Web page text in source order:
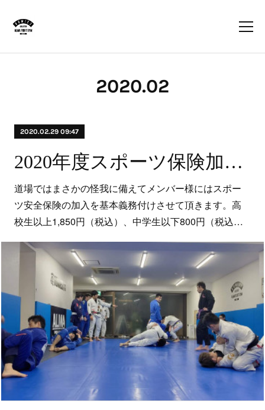
2020.02
2020.02.29 09:47
2020年度スポーツ保険加入について
道場ではまさかの怪我に備えてメンバー様にはスポー
ツ安全保険の加入を基本義務付けさせて頂きます。高
校生以上1,850円（税込）、中学生以下800円（税込…